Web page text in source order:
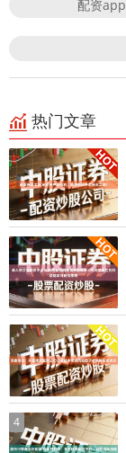
配资app
热门文章
4